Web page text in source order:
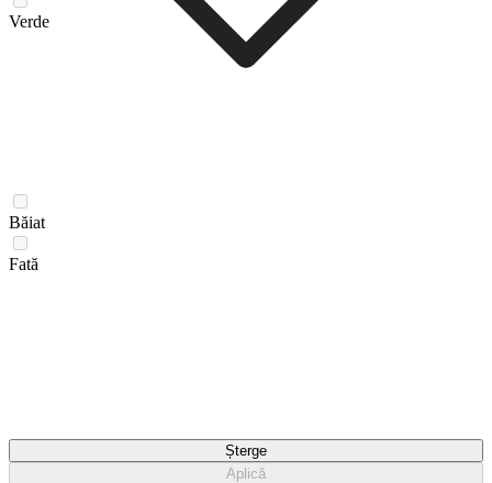
Verde
Băiat
Fată
Șterge
Aplică